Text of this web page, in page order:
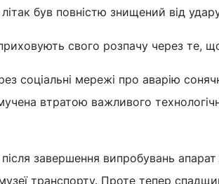
літак був повністю знищений від
свого розпачу через те,
соціальні мережі про аварію
втратою важливого
завершення випробувань
транспорту. Проте тепер